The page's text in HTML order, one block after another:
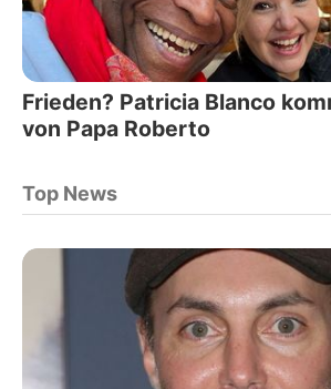
Frieden? Patricia Blanco
von Papa Roberto
Top News